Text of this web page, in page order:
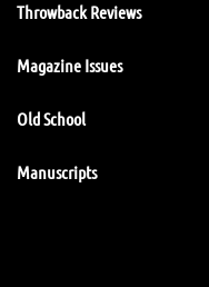
Throwback Reviews
Magazine Issues
Old School
Manuscripts